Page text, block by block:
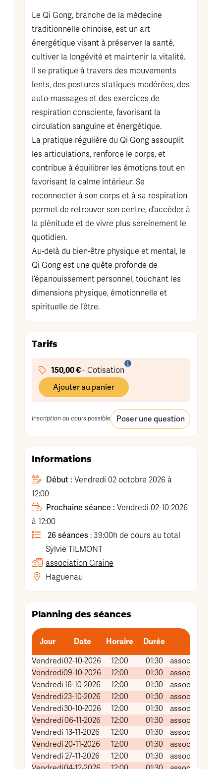
Le Qi Gong, branche de la médecine
traditionnelle chinoise, est un art
énergétique visant à préserver la santé,
cultiver la longévité et maintenir la vitalité.
Il se pratique à travers des mouvements
lents, des postures statiques modérées, des
auto-massages et des exercices de
respiration consciente, favorisant la
circulation sanguine et énergétique.
La pratique régulière du Qi Gong assouplit
les articulations, renforce le corps, et
contribue à équilibrer les émotions tout en
favorisant le calme intérieur. Se
reconnecter à son corps et à sa respiration
permet de retrouver son centre, d’accéder à
la plénitude et de vivre plus sereinement le
quotidien.
Au-delà du bien-être physique et mental, le
Qi Gong est une quête profonde de
l’épanouissement personnel, touchant les
dimensions physique, émotionnelle et
spirituelle de l’être.
Tarifs
150,00 €+ Cotisation
Ajouter au panier
Inscription au cours possible Poser une question
Informations
Début : Vendredi 02 octobre 2026 à
12:00
Prochaine séance : Vendredi 02-10-2026
à 12:00
26 séances : 39:00h de cours au total
Sylvie TILMONT
association Graine
Haguenau
Planning des séances
Jour Date Horaire Durée
Vendredi02-10-2026 12:00 01:30
association
Vendredi09-10-2026 12:00 01:30
association
Vendredi16-10-2026 12:00 01:30
association
Vendredi23-10-2026 12:00 01:30
association
Vendredi30-10-2026 12:00 01:30
association
Vendredi06-11-2026 12:00 01:30
association
Vendredi 13-11-2026 12:00 01:30
association
Vendredi 20-11-2026 12:00 01:30
association
Vendredi 27-11-2026 12:00 01:30
association